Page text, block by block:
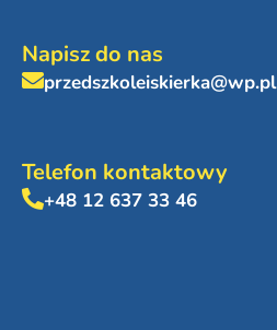
Napisz do nas
przedszkoleiskierka@wp.pl
Telefon kontaktowy
+48 12 637 33 46